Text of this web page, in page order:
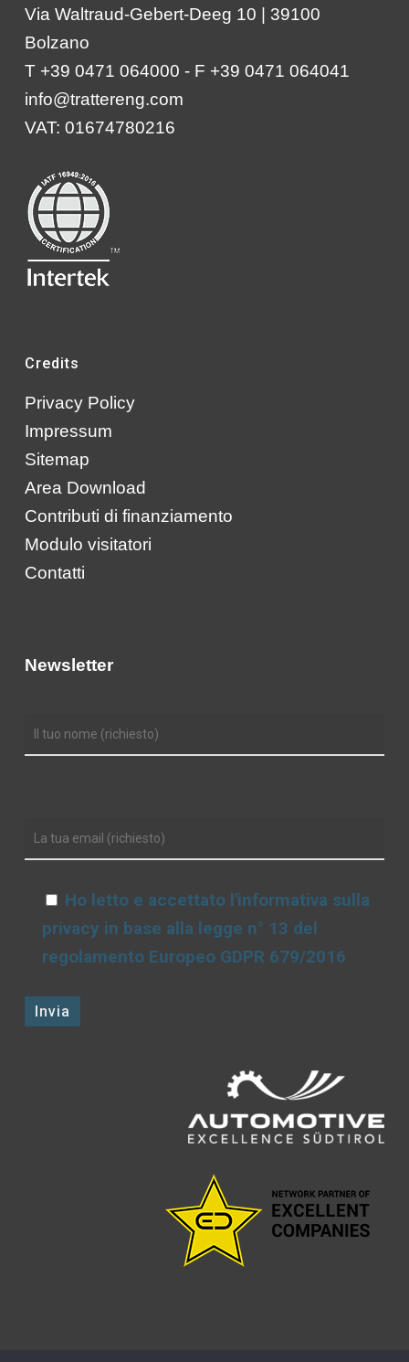
Via Waltraud-Gebert-Deeg 10 | 39100
Bolzano
T +39 0471 064000 - F +39 0471 064041
info@trattereng.com
VAT: 01674780216
Credits
Privacy Policy
Impressum
Sitemap
Area Download
Contributi di finanziamento
Modulo visitatori
Contatti
Newsletter
Ho letto e accettato l'informativa sulla
privacy in base alla legge n° 13 del
regolamento Europeo GDPR 679/2016